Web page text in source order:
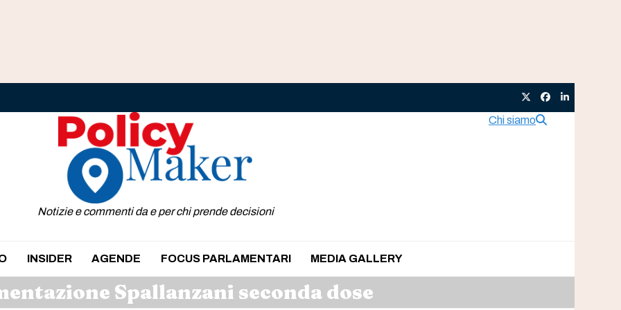
TwitterFacebook
LinkedIn
Chi siamo
Notizie e commenti da e per chi prende decisioni
INSIDER AGENDE FOCUS PARLAMENTARI MEDIA GALLERY
Spallanzani seconda dose